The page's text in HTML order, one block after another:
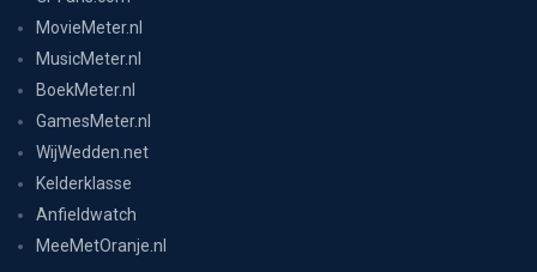
MovieMeter.nl
MusicMeter.nl
BoekMeter.nl
GamesMeter.nl
WijWedden.net
Kelderklasse
Anfieldwatch
MeeMetOranje.nl